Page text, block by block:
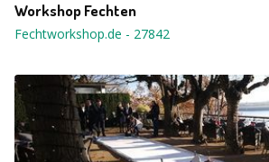
Workshop Fechten
Fechtworkshop.de - 27842